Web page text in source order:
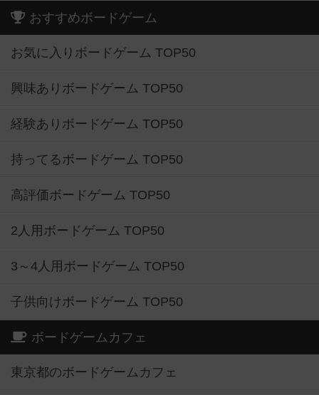
おすすめボードゲーム
お気に入りボードゲーム TOP50
興味ありボードゲーム TOP50
経験ありボードゲーム TOP50
持ってるボードゲーム TOP50
高評価ボードゲーム TOP50
2人用ボードゲーム TOP50
3～4人用ボードゲーム TOP50
子供向けボードゲーム TOP50
ボードゲームカフェ
東京都のボードゲームカフェ